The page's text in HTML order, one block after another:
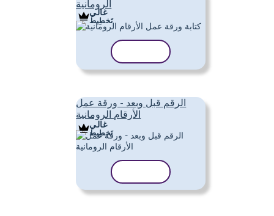
الرومانية
غالي
تَخطِيط
الرقم قبل وبعد - ورقة عمل
الأرقام الرومانية
غالي
تَخطِيط